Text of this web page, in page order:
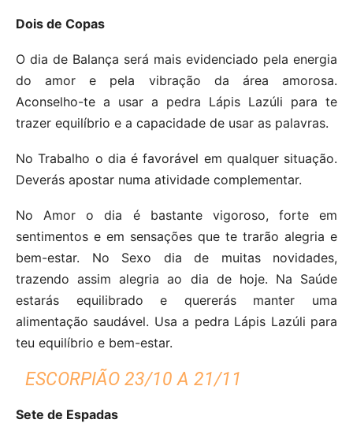
Dois de Copas
O dia de Balança será mais evidenciado pela energia
do amor e pela vibração da área amorosa.
Aconselho-te a usar a pedra Lápis Lazúli para te
trazer equilíbrio e a capacidade de usar as palavras.
No Trabalho o dia é favorável em qualquer situação.
Deverás apostar numa atividade complementar.
No Amor o dia é bastante vigoroso, forte em
sentimentos e em sensações que te trarão alegria e
bem-estar. No Sexo dia de muitas novidades,
trazendo assim alegria ao dia de hoje. Na Saúde
estarás equilibrado e quererás manter uma
alimentação saudável. Usa a pedra Lápis Lazúli para
teu equilíbrio e bem-estar.
ESCORPIÃO 23/10 A 21/11
Sete de Espadas